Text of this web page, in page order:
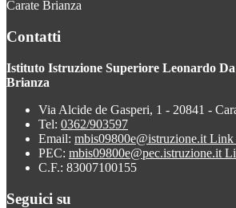
Carate Brianza
Contatti
Istituto Istruzione Superiore Leonardo
Brianza
Via Alcide de Gasperi, 1 - 20841 -
Tel: 0362/903597
Email: mbis09800e@istruzione.it Link
PEC: mbis09800e@pec.istruzione.it
C.F.: 83007100155
Seguici su